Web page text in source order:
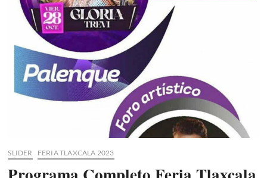
la
Feria
[Boletos]
SLIDER FERIA TLAXCALA 2023